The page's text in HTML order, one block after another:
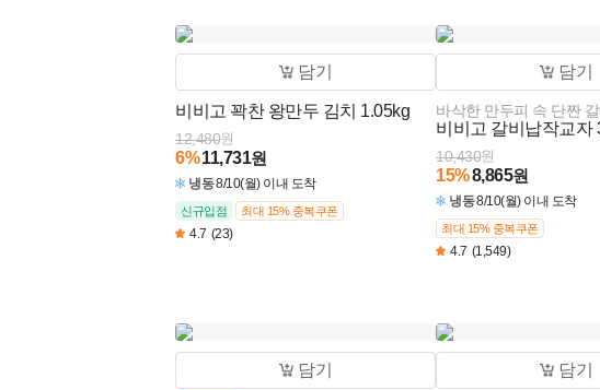
담기
비비고 꽉찬 왕만두 김치 1.05kg
6%11,731원
12,480원
냉동8/10(월) 이내 도착
신규입점 최대 15% 중복쿠폰
4.7 (23)
담기
바삭한 만두피 속 단짠
비비고 갈비납작교자
15%8,865원
10,430원
냉동8/10(월) 이내 도착
최대 15% 중복쿠폰
4.7 (1,549)
담기 담기